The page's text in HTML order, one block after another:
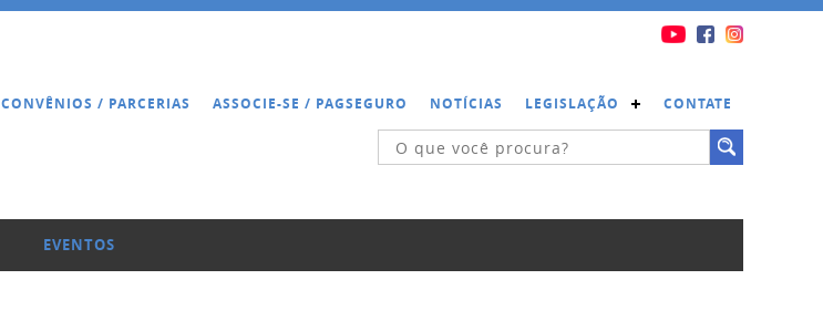
CONVÊNIOS / PARCERIAS ASSOCIE-SE / PAGSEGURO NOTÍCIAS LEGISLAÇÃO CONTATE
EVENTOS